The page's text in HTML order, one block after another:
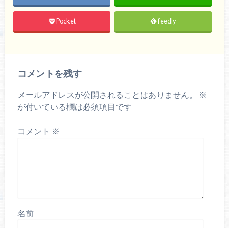
Pocket feedly
コメントを残す
メールアドレスが公開されることはありません。
※
が付いている欄は必須項目です
コメント ※
名前